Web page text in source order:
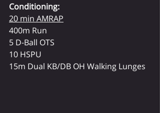
Conditioning:
20 min AMRAP
400m Run
5 D-Ball OTS
10 HSPU
15m Dual KB/DB OH Walking Lunges